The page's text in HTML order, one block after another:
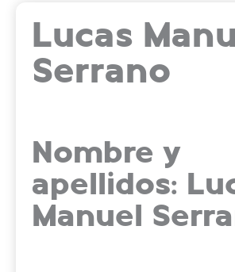
Lucas
Serrano
Nombre y
apellidos:
Manuel